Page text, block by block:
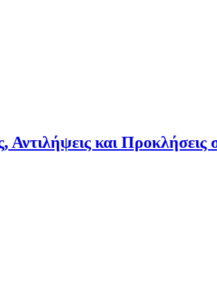
και Προκλήσεις στην